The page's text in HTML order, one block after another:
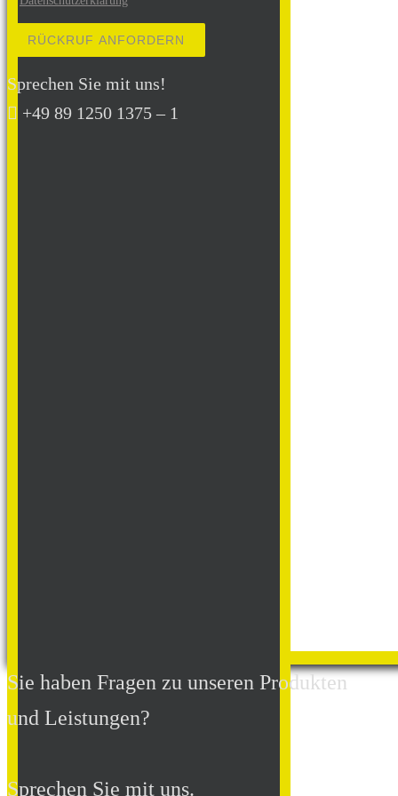
Bitte lasse dieses Feld leer.
Sprechen Sie mit uns!
+49 89 1250 1375 – 1
Sie haben Fragen zu unseren Produkten
und Leistungen?
Sprechen Sie mit uns.